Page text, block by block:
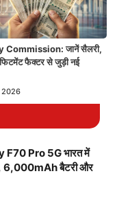
Commission: जानें सैलरी,
फैक्टर से जुड़ी नई
2026
Pro 5G भारत में
6,000mAh बैटरी और